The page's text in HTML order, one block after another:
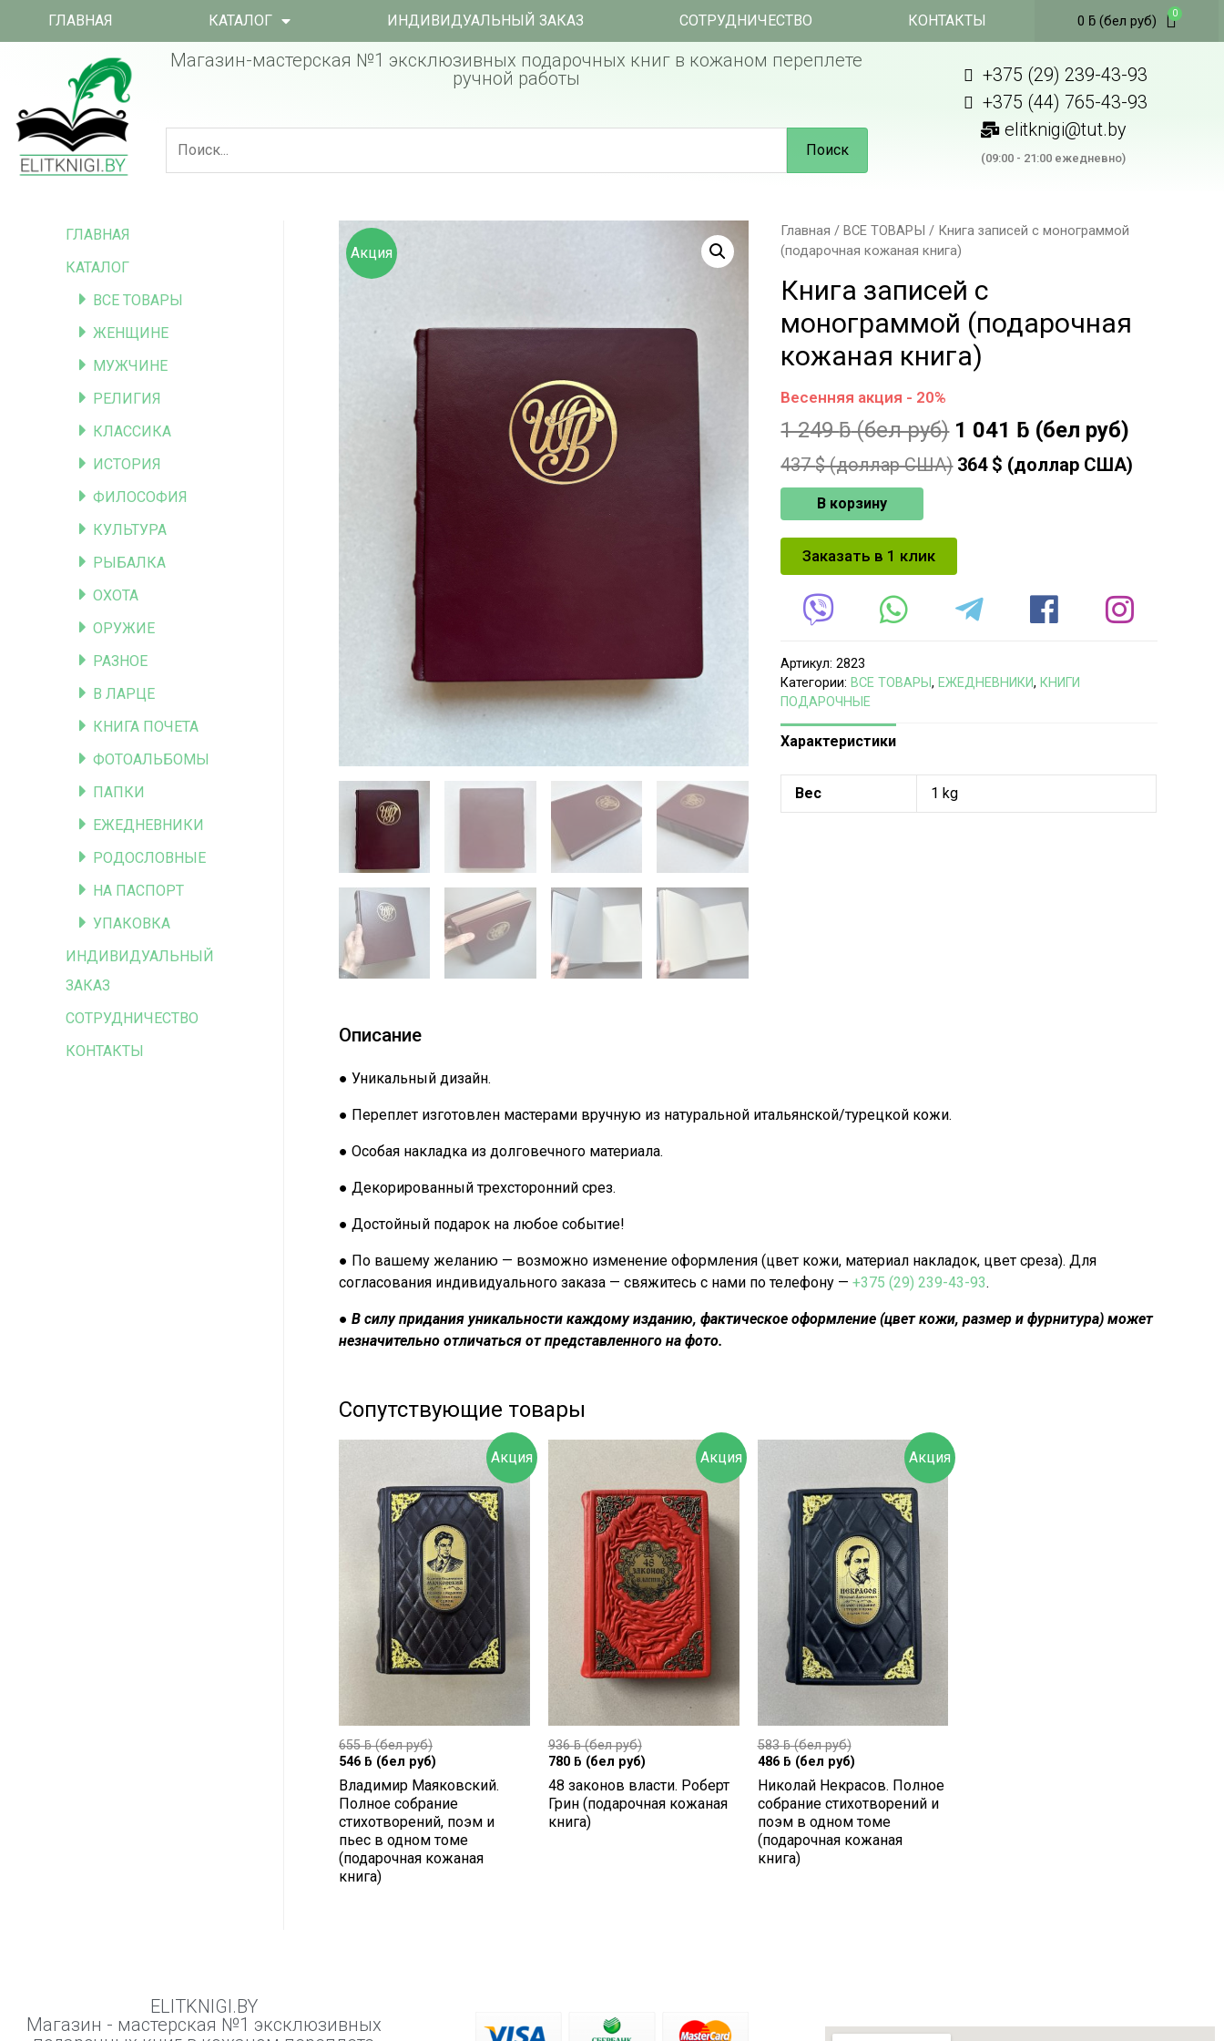
ГЛАВНАЯ КАТАЛОГ ИНДИВИДУАЛЬНЫЙ ЗАКАЗ СОТРУДНИЧЕСТВО КОНТАКТЫ 0 ƃ(бел руб)
Магазин-мастерская №1 эксклюзивных подарочных книг в кожаном переплете
ручной работы
Поиск
+375 (29) 239-43-93
+375 (44) 765-43-93
elitknigi@tut.by
(09:00 - 21:00 ежедневно)
ГЛАВНАЯ
КАТАЛОГ
ВСЕ ТОВАРЫ
ЖЕНЩИНЕ
МУЖЧИНЕ
РЕЛИГИЯ
КЛАССИКА
ИСТОРИЯ
ФИЛОСОФИЯ
КУЛЬТУРА
РЫБАЛКА
ОХОТА
ОРУЖИЕ
РАЗНОЕ
В ЛАРЦЕ
КНИГА ПОЧЕТА
ФОТОАЛЬБОМЫ
ПАПКИ
ЕЖЕДНЕВНИКИ
РОДОСЛОВНЫЕ
НА ПАСПОРТ
УПАКОВКА
ИНДИВИДУАЛЬНЫЙ
ЗАКАЗ
СОТРУДНИЧЕСТВО
КОНТАКТЫ
Акция
Главная /ВСЕ ТОВАРЫ / Книга записей с монограммой
(подарочная кожаная книга)
Книга записей с
монограммой (подарочная
кожаная книга)
Весенняя акция - 20%
1 249ƃ(бел руб) 1 041 ƃ (бел руб)
437$ (доллар США) 364 $ (доллар США)
В корзину
Заказать в 1 клик
Артикул:2823
Категории: ВСЕ ТОВАРЫ, ЕЖЕДНЕВНИКИ, КНИГИ
ПОДАРОЧНЫЕ
Характеристики
Вес 1 kg
Описание
● Уникальный дизайн.
● Переплет изготовлен мастерами вручную из натуральной итальянской/турецкой кожи.
● Особая накладка из долговечного материала.
● Декорированный трехсторонний срез.
● Достойный подарок на любое событие!
● По вашему желанию — возможно изменение оформления (цвет кожи, материал накладок, цвет среза). Для
согласования индивидуального заказа — свяжитесь с нами по телефону — +375 (29) 239-43-93.
● В силу придания уникальности каждому изданию, фактическое оформление (цвет кожи, размер и фурнитура) может
незначительно отличаться от представленного на фото.
Сопутствующие товары
Акция
655ƃ(бел руб)
546 ƃ (бел руб)
Владимир Маяковский.
Полное собрание
стихотворений, поэм и
пьес в одном томе
(подарочная кожаная
книга)
Акция
936ƃ(бел руб)
780 ƃ (бел руб)
48 законов власти. Роберт
Грин (подарочная кожаная
книга)
Акция
583ƃ(бел руб)
486 ƃ (бел руб)
Николай Некрасов. Полное
собрание стихотворений и
поэм в одном томе
(подарочная кожаная
книга)
ELITKNIGI.BY
Магазин - мастерская №1 эксклюзивных